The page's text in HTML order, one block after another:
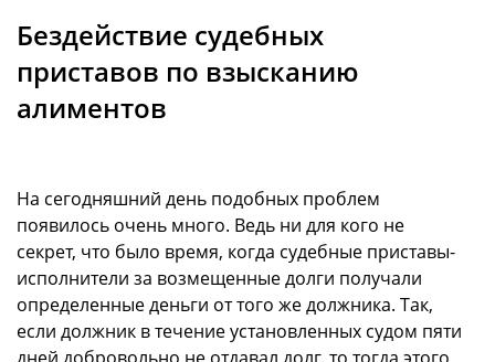
Бездействие судебных
приставов по взысканию
алиментов
На сегодняшний день подобных проблем
появилось очень много. Ведь ни для кого не
секрет, что было время, когда судебные приставы-
исполнители за возмещенные долги получали
определенные деньги от того же должника. Так,
если должник в течение установленных судом пяти